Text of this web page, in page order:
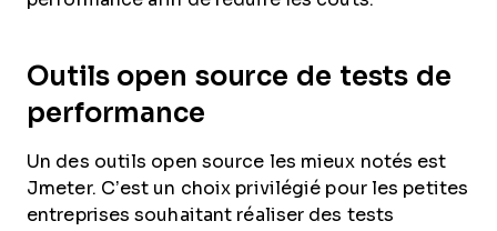
Outils open source de tests de
performance
Un des outils open source les mieux notés est
Jmeter. C’est un choix privilégié pour les petites
entreprises souhaitant réaliser des tests